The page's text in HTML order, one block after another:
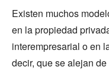
Existen muchos
en la propiedad
interempresarial o en
decir, que se alejan